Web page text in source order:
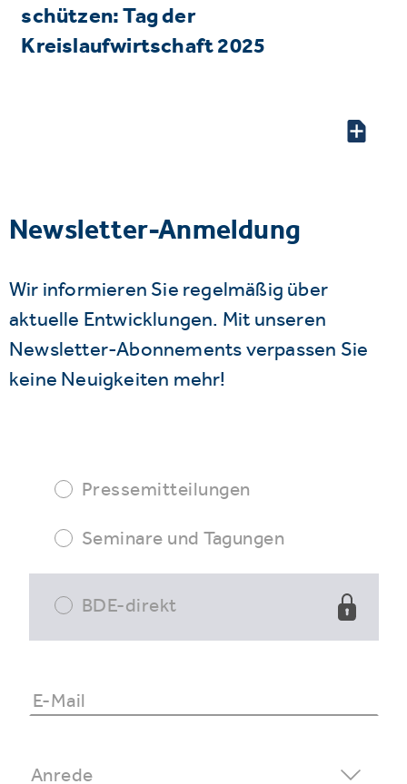
schützen: Tag der
Kreislaufwirtschaft 2025
Newsletter-Anmeldung
Wir informieren Sie regelmäßig über
aktuelle Entwicklungen. Mit unseren
Newsletter-Abonnements verpassen Sie
keine Neuigkeiten mehr!
Pressemitteilungen
Seminare und Tagungen
BDE-direkt